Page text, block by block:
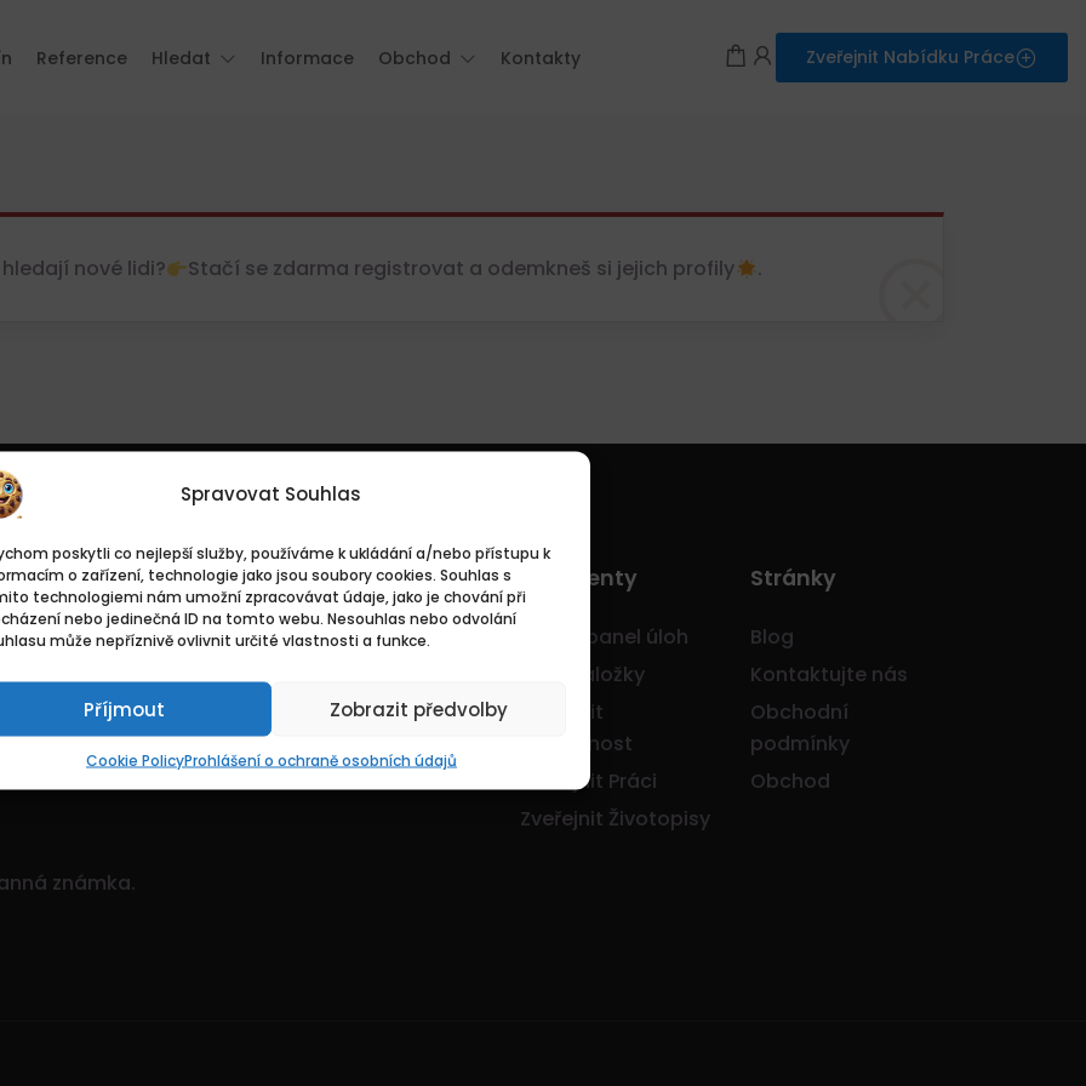
Spravovat Souhlas
poskytli co nejlepší služby, používáme k ukládání a/nebo přístupu k
o zařízení, technologie jako jsou soubory cookies. Souhlas s
technologiemi nám umožní zpracovávat údaje, jako je chování při
nebo jedinečná ID na tomto webu. Nesouhlas nebo odvolání
může nepříznivě ovlivnit určité vlastnosti a funkce.
Příjmout Zobrazit předvolby
Cookie PolicyProhlášení o ochraně osobních údajů
Reference Hledat Informace Obchod Kontakty Zveřejnit Nabídku Práce
nové lidi? Stačí se zdarma registrovat a odemkneš si jejich profily .
Je to dynamický
množstvím nabídek!
známka.
Základní
Domů
Kontakty
Pro Klienty
Hlavní panel úloh
Moje záložky
Zveřejnit
Společnost
Zveřejnit Práci
Zveřejnit Životopisy
Stránky
Blog
Kontaktujte nás
Obchodní
podmínky
Obchod